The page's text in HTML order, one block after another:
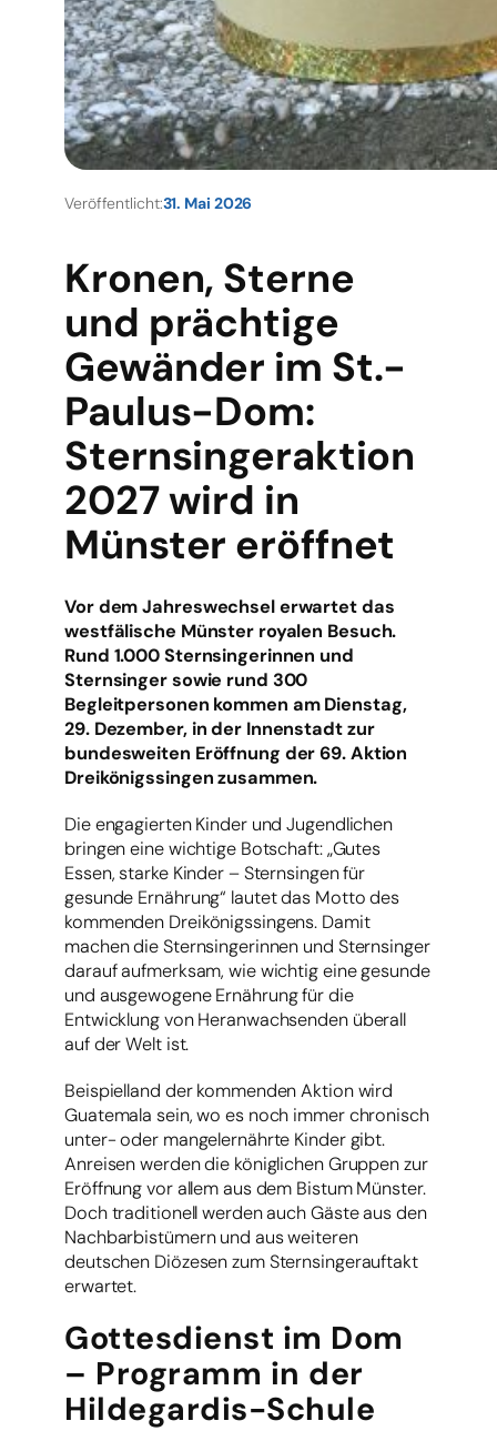
Veröffentlicht:31. Mai 2026
Kronen, Sterne
und prächtige
Gewänder im St.-
Paulus-Dom:
Sternsingeraktion
2027 wird in
Münster eröffnet
Vor dem Jahreswechsel erwartet das
westfälische Münster royalen Besuch.
Rund 1.000 Sternsingerinnen und
Sternsinger sowie rund 300
Begleitpersonen kommen am Dienstag,
29. Dezember, in der Innenstadt zur
bundesweiten Eröffnung der 69. Aktion
Dreikönigssingen zusammen.
Die engagierten Kinder und Jugendlichen
bringen eine wichtige Botschaft: „Gutes
Essen, starke Kinder – Sternsingen für
gesunde Ernährung“ lautet das Motto des
kommenden Dreikönigssingens. Damit
machen die Sternsingerinnen und Sternsinger
darauf aufmerksam, wie wichtig eine gesunde
und ausgewogene Ernährung für die
Entwicklung von Heranwachsenden überall
auf der Welt ist.
Beispielland der kommenden Aktion wird
Guatemala sein, wo es noch immer chronisch
unter- oder mangelernährte Kinder gibt.
Anreisen werden die königlichen Gruppen zur
Eröffnung vor allem aus dem Bistum Münster.
Doch traditionell werden auch Gäste aus den
Nachbarbistümern und aus weiteren
deutschen Diözesen zum Sternsingerauftakt
erwartet.
Gottesdienst im Dom
– Programm in der
Hildegardis-Schule